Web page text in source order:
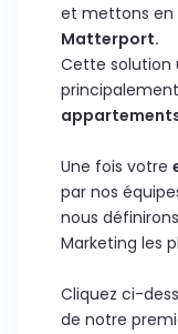
et mettons en
Matterport.
Cette solution
Une fois votre
par nos
nous
Marketing les
Cliquez ci-
de notre